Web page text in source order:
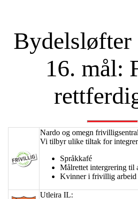
16. mål:
Nardo og omegn
Vi tilbyr ulike tiltak for
Språkkafé
Målrettet intergrering til
Kvinner i frivillig
Utleira IL: